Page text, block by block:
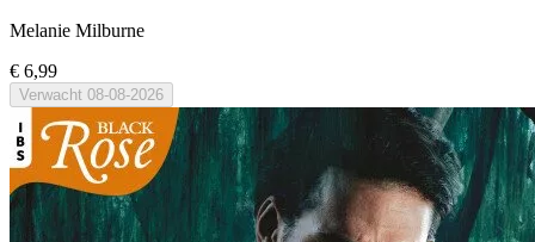
Melanie Milburne
€ 6,99
Verwacht 08-08-2026